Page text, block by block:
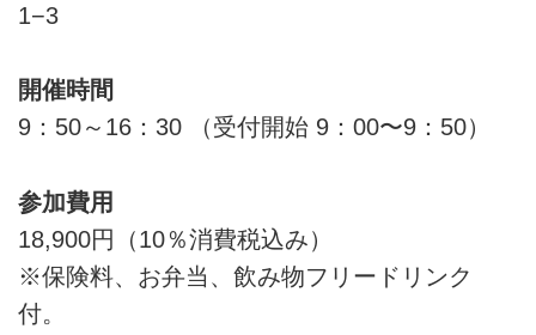
1−3
開催時間
9：50～16：30 （受付開始 9：00〜9：50）
参加費用
18,900円（10％消費税込み）
※保険料、お弁当、飲み物フリードリンク
付。